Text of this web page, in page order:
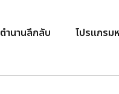
ตำนานลึกลับ โปรแกรม